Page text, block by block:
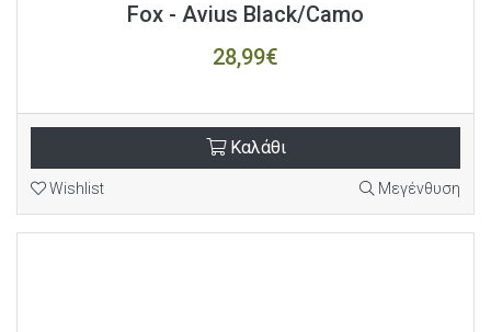
Fox - Avius Black/Camo
28,99€
Καλάθι
Wishlist Μεγένθυση